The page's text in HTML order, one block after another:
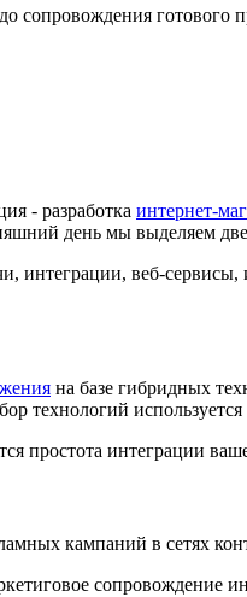
сопровождения готового
- разработка интернет-
день мы выделяем
интеграции, веб-сервисы,
на базе гибридных
технологий
простота интеграции
кампаний в сетях
сопровождение